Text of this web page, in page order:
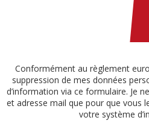
Conformément au règlement
suppression de mes données
d’information via ce formulaire. Je
et adresse mail que pour que vous
votre système